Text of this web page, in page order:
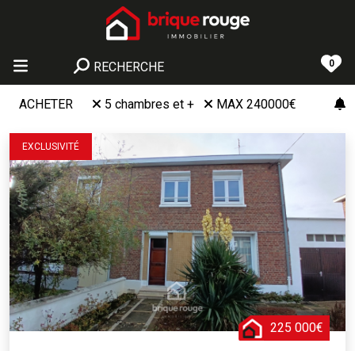
RECHERCHE 0
ACHETER 5 chambres et + MAX 240000€
EXCLUSIVITÉ
225 000€